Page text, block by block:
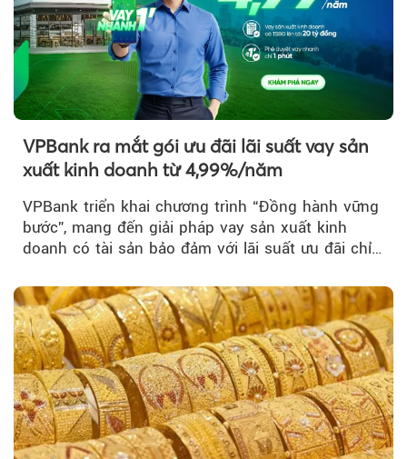
VPBank ra mắt gói ưu đãi lãi suất vay sản
xuất kinh doanh từ 4,99%/năm
VPBank triển khai chương trình “Đồng hành vững
bước”, mang đến giải pháp vay sản xuất kinh
doanh có tài sản bảo đảm với lãi suất ưu đãi chỉ